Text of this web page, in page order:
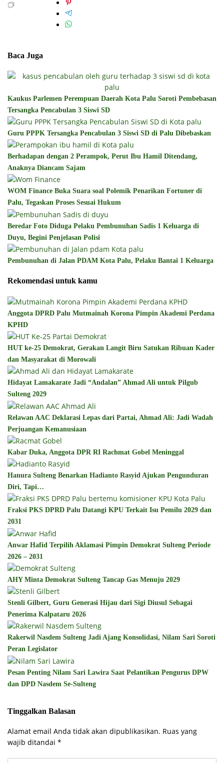
Baca Juga
Kaukus Parlemen Perempuan Daerah Kota Palu Soroti Pembebasan
Tersangka Pencabulan 3 Siswi SD
Guru PPPK Tersangka Pencabulan 3 Siswi SD di Palu Dibebaskan
Berhadapan dengan 2 Perampok, Perut Ibu Hamil Ditendang,
Anaknya Diancam Sajam
WOM Finance Buka Suara soal Polemik Penarikan Fortuner di
Palu, Tegaskan Proses Sesuai Hukum
Beredar Foto Diduga Pelaku Pembunuhan Sadis 1 Keluarga di
Duyu, Begini Penjelasan Polisi
Pembunuhan di Jalan PDAM Kota Palu, Pelaku Bantai 1 Keluarga
Rekomendasi untuk kamu
Anggota DPRD Palu Mutmainah Korona Pimpin Akademi Perdana
KPHD
HUT ke-25 Demokrat, Gerakan Langit Biru Satukan Ribuan Kader
dan Masyarakat di Morowali
Hidayat Lamakarate Jadi “Andalan” Ahmad Ali untuk Pilgub
Sulteng 2029
Relawan AAC Deklarasi Lepas dari Partai, Ahmad Ali: Jadi Wadah
Perjuangan Kemanusiaan
Kabar Duka, Anggota DPR RI Rachmat Gobel Meninggal
Hanura Sulteng Benarkan Hadianto Rasyid Ajukan Pengunduran
Diri, Tapi…
Fraksi PKS DPRD Palu Datangi KPU Terkait Isu Pemilu 2029 dan
2031
Anwar Hafid Terpilih Aklamasi Pimpin Demokrat Sulteng Periode
2026 – 2031
AHY Minta Demokrat Sulteng Tancap Gas Menuju 2029
Stenli Gilbert, Guru Generasi Hijau dari Sigi Diusul Sebagai
Penerima Kalpataru 2026
Rakerwil Nasdem Sulteng Jadi Ajang Konsolidasi, Nilam Sari Soroti
Peran Legislator
Pesan Penting Nilam Sari Lawira Saat Pelantikan Pengurus DPW
dan DPD Nasdem Se-Sulteng
Tinggalkan Balasan
Alamat email Anda tidak akan dipublikasikan. Ruas yang
wajib ditandai *